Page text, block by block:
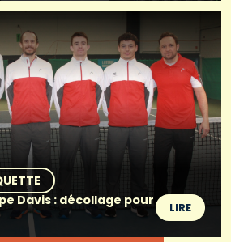
Davis : décollage pour
LIRE